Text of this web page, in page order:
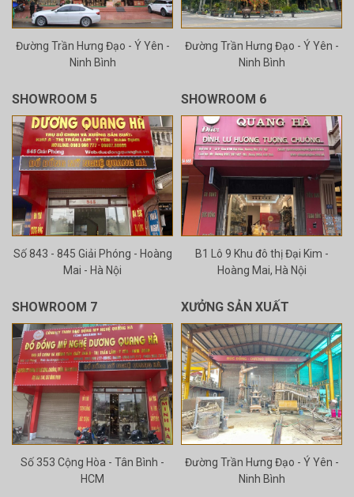
Đường Trần Hưng Đạo - Ý Yên -
Ninh Bình
Đường Trần Hưng Đạo - Ý Yên -
Ninh Bình
SHOWROOM 5
Số 843 - 845 Giải Phóng - Hoàng
Mai - Hà Nội
SHOWROOM 6
B1 Lô 9 Khu đô thị Đại Kim -
Hoàng Mai, Hà Nội
SHOWROOM 7
Số 353 Cộng Hòa - Tân Bình -
HCM
XƯỞNG SẢN XUẤT
Đường Trần Hưng Đạo - Ý Yên -
Ninh Bình